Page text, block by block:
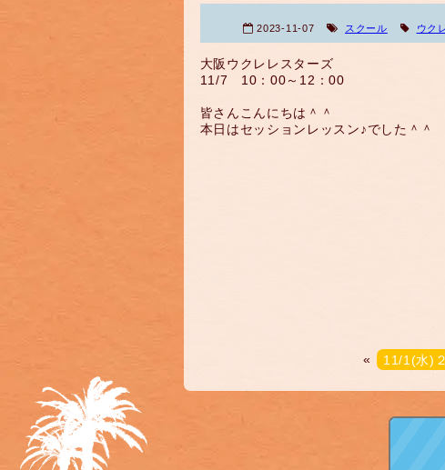
2023-11-07 スクール ウク
大阪ウクレレスターズ
11/7 10：00～12：00
皆さんこんにちは＾＾
本日はセッションレッスン♪でした＾＾
« 11/1(水)